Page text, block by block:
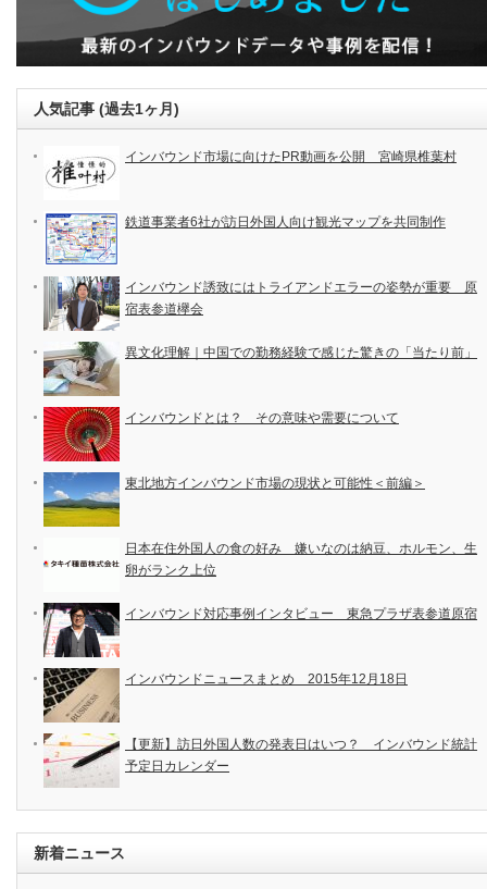
人気記事 (過去1ヶ月)
インバウンド市場に向けたPR動画を公開 宮崎県椎葉村
鉄道事業者6社が訪日外国人向け観光マップを共同制作
インバウンド誘致にはトライアンドエラーの姿勢が重要 原
宿表参道欅会
異文化理解｜中国での勤務経験で感じた驚きの「当たり前」
インバウンドとは？ その意味や需要について
東北地方インバウンド市場の現状と可能性＜前編＞
日本在住外国人の食の好み 嫌いなのは納豆、ホルモン、生
卵がランク上位
インバウンド対応事例インタビュー 東急プラザ表参道原宿
インバウンドニュースまとめ 2015年12月18日
【更新】訪日外国人数の発表日はいつ？ インバウンド統計
予定日カレンダー
新着ニュース